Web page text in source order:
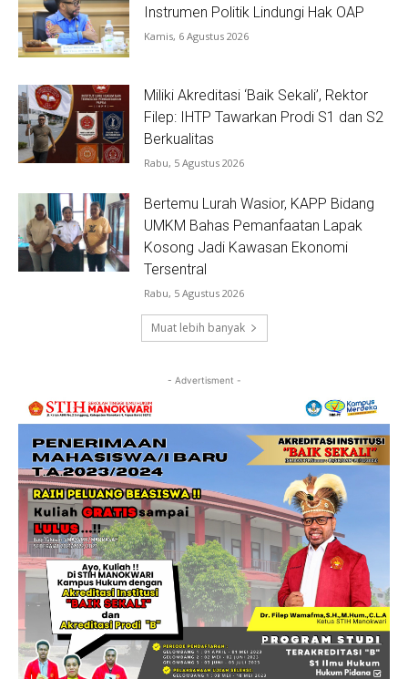
Instrumen Politik Lindungi Hak OAP
Kamis, 6 Agustus 2026
Miliki Akreditasi ‘Baik Sekali’, Rektor
Filep: IHTP Tawarkan Prodi S1 dan S2
Berkualitas
Rabu, 5 Agustus 2026
Bertemu Lurah Wasior, KAPP Bidang
UMKM Bahas Pemanfaatan Lapak
Kosong Jadi Kawasan Ekonomi
Tersentral
Rabu, 5 Agustus 2026
Muat lebih banyak
- Advertisment -